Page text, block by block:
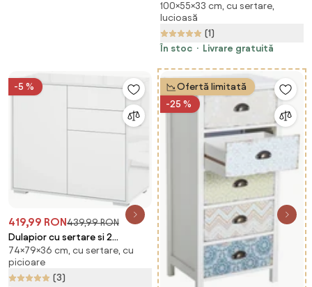
și Anti-răsturnare, Dulap de
Depozitare cu 5 Sertare din Pal
Melaminat, 55x33x100 cm, Alb
Lucios | Aosom Romania
100×55×33 cm, cu sertare,
lucioasă
(1)
În stoc
Livrare gratuită
-5 %
419,99 RON439,99 RON
Dulapior cu sertare si 2
Dulapioare cu polite reglabile,
Deschidere prin Presiune
79x36x74cm HOMCOM |
74×79×36 cm, cu sertare, cu
picioare
(3)
Ofertă limitată
-25 %